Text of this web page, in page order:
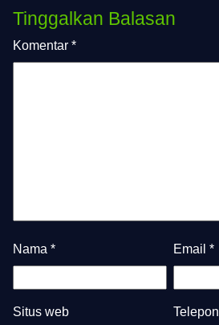
Tinggalkan Balasan
Komentar *
Nama * Email *
Situs web Telepon